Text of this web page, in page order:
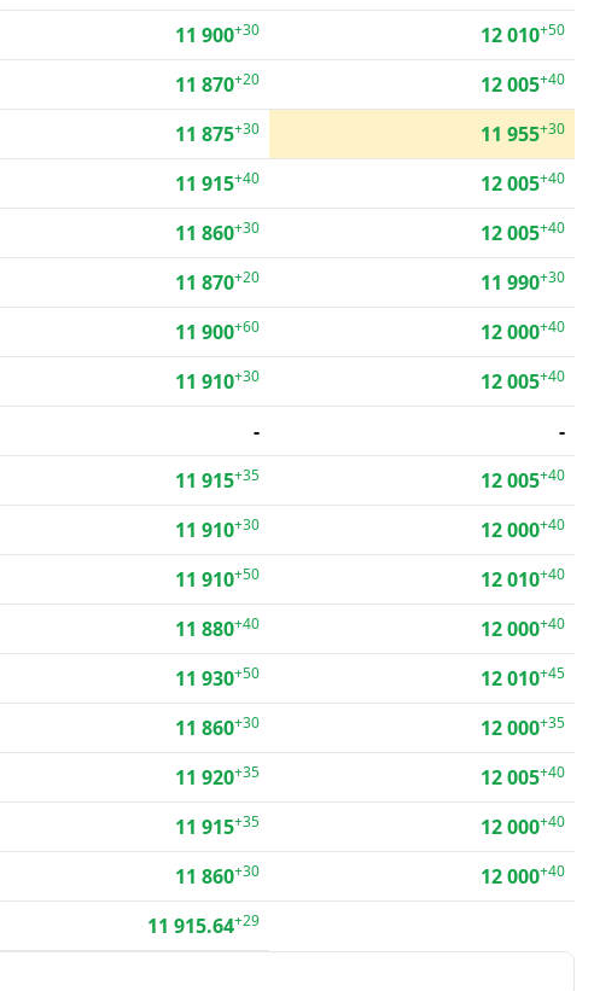
11 900+30 12 010+50
11 870+20 12 005+40
11 875+30 11 955+30
11 915+40 12 005+40
11 860+30 12 005+40
11 870+20 11 990+30
11 900+60 12 000+40
11 910+30 12 005+40
-
-
11 915+35 12 005+40
11 910+30 12 000+40
11 910+50 12 010+40
11 880+40 12 000+40
11 930+50 12 010+45
11 860+30 12 000+35
11 920+35 12 005+40
11 915+35 12 000+40
11 860+30 12 000+40
11 915.64+29